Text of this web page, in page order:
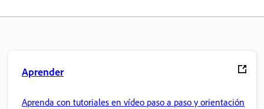
Aprender
Aprenda con tutoriales en vídeo paso a paso y orientación